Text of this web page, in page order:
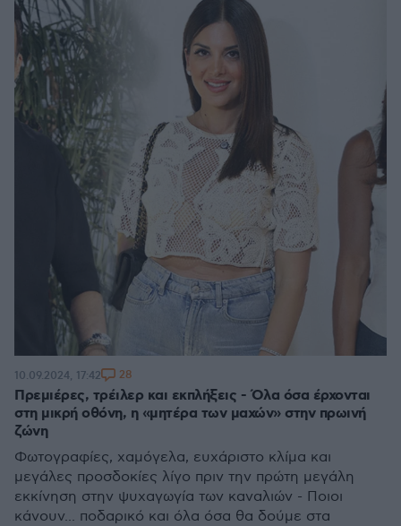
Πρεμιέρες, τρέιλερ και εκπλήξεις - Όλα όσα έρχονται
στη μικρή οθόνη, η «μητέρα των μαχών» στην πρωινή
ζώνη
Φωτογραφίες, χαμόγελα, ευχάριστο κλίμα και
μεγάλες προσδοκίες λίγο πριν την πρώτη μεγάλη
εκκίνηση στην ψυχαγωγία των καναλιών - Ποιοι
κάνουν... ποδαρικό και όλα όσα θα δούμε στα
10.09.2024, 17:42 28